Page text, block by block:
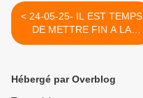
< 24-05-25- IL EST TEMPS
DE METTRE FIN A LA
BARBARIE ISRAELIENNE -
Hébergé par Overblog